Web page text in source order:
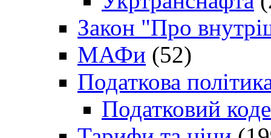
Закон "Про
МАФи (52)
Податкова
Податковий